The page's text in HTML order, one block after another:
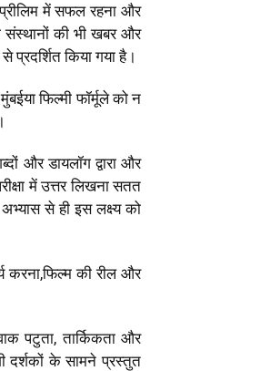
प्रीलिम में सफल रहना और
संस्थानों की भी खबर और
प्रदर्शित किया गया है।
फिल्मी फॉर्मूले को न
और डायलॉग द्वारा और
में उत्तर लिखना सतत
से ही इस लक्ष्य को
करना,फिल्म की रील और
पटुता, तार्किकता और
दर्शकों के सामने प्रस्तुत